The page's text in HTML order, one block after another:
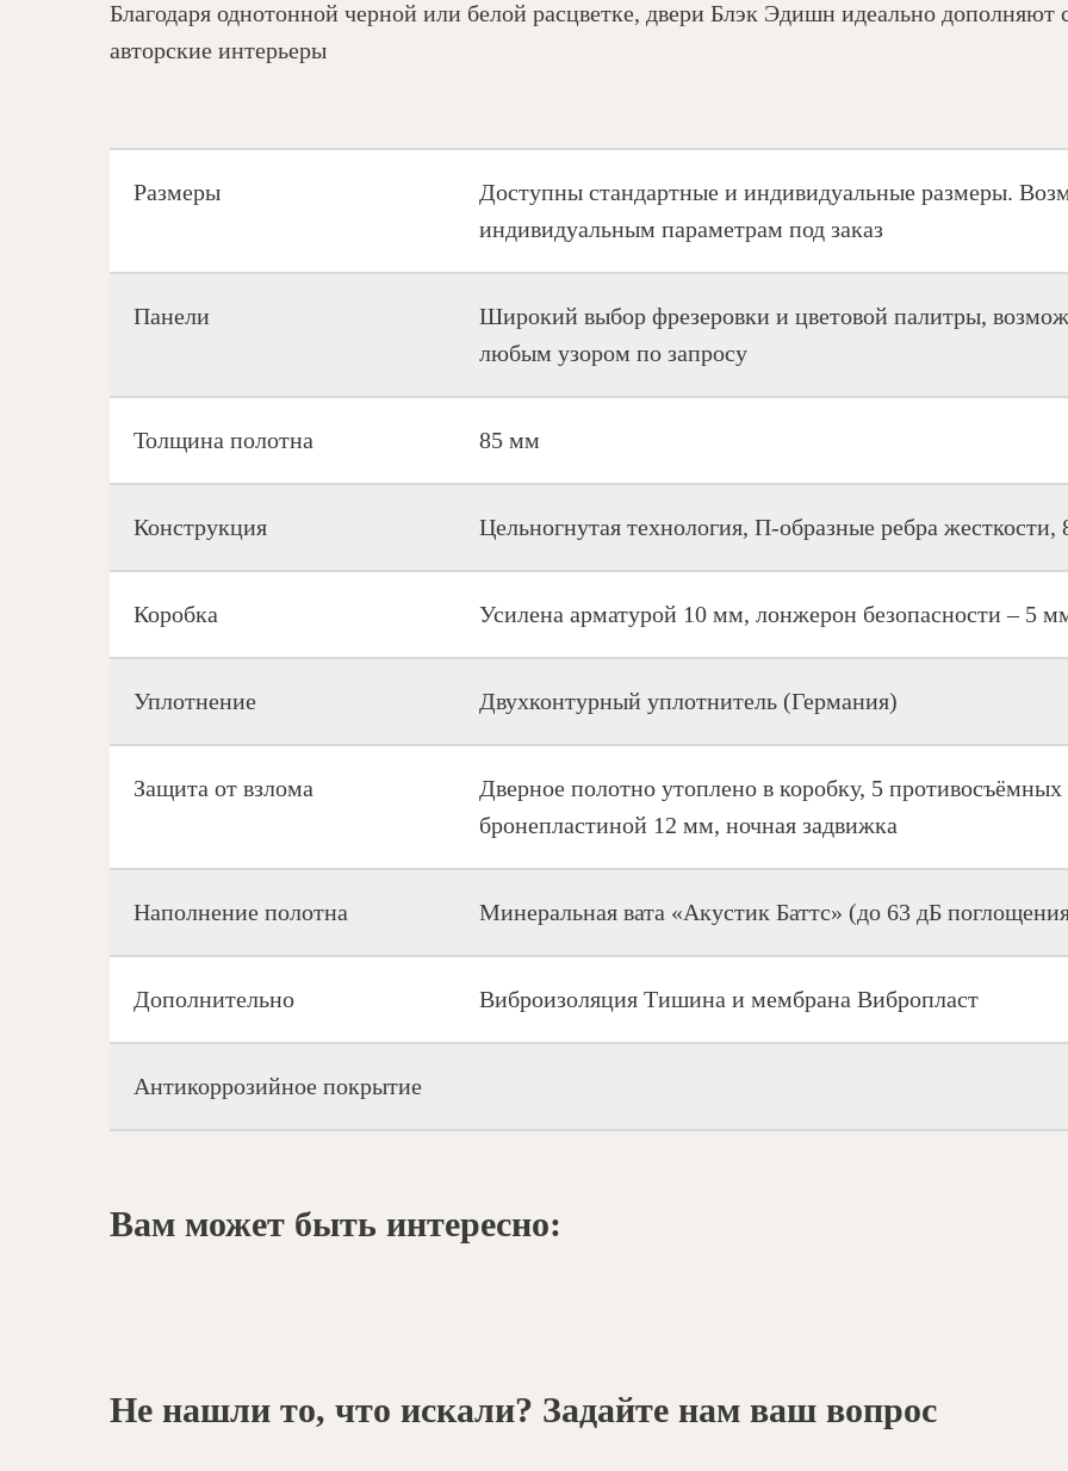
Благодаря однотонной черной или белой расцветке, двери Блэк Эдишн идеально дополняют
авторские интерьеры
Размеры
Доступны стандартные и индивидуальные размеры.
индивидуальным параметрам под заказ
Панели
Широкий выбор фрезеровки и цветовой палитры,
любым узором по запросу
Толщина полотна 85 мм
Конструкция Цельногнутая технология, П-образные ребра жесткости,
Коробка Усилена арматурой 10 мм, лонжерон безопасности – 5
Уплотнение Двухконтурный уплотнитель (Германия)
Защита от взлома
Дверное полотно утоплено в коробку, 5
бронепластиной 12 мм, ночная задвижка
Наполнение полотна Минеральная вата «Акустик Баттс» (до 63 дБ
Дополнительно Виброизоляция Тишина и мембрана Вибропласт
Антикоррозийное покрытие
Вам может быть интересно:
Не нашли то, что искали? Задайте нам ваш вопрос